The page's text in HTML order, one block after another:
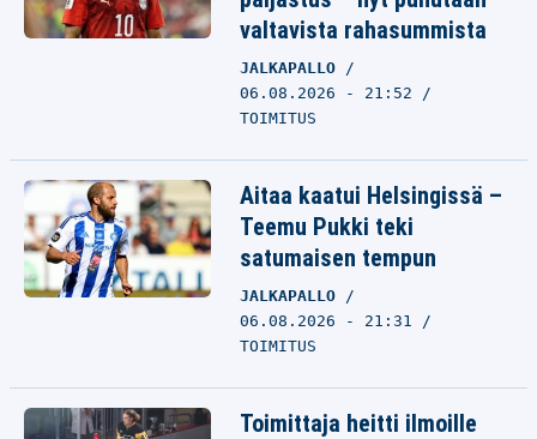
valtavista rahasummista
JALKAPALLO
06.08.2026 - 21:52
TOIMITUS
Aitaa kaatui Helsingissä –
Teemu Pukki teki
satumaisen tempun
JALKAPALLO
06.08.2026 - 21:31
TOIMITUS
Toimittaja heitti ilmoille